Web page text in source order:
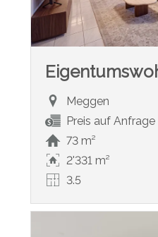
Meggen
Preis auf Anfrage
73 m²
2'331 m²
3.5